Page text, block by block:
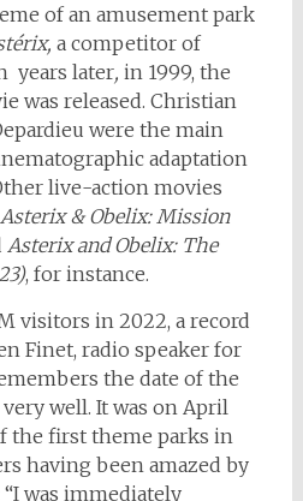
of an amusement park
a competitor of
years later, in 1999, the
was released. Christian
were the main
adaptation
live-action movies
Asterix & Obelix: Mission
Asterix and Obelix: The
, for instance.
visitors in 2022, a record
Finet, radio speaker for
the date of the
well. It was on April
the first theme parks in
having been amazed by
was immediately